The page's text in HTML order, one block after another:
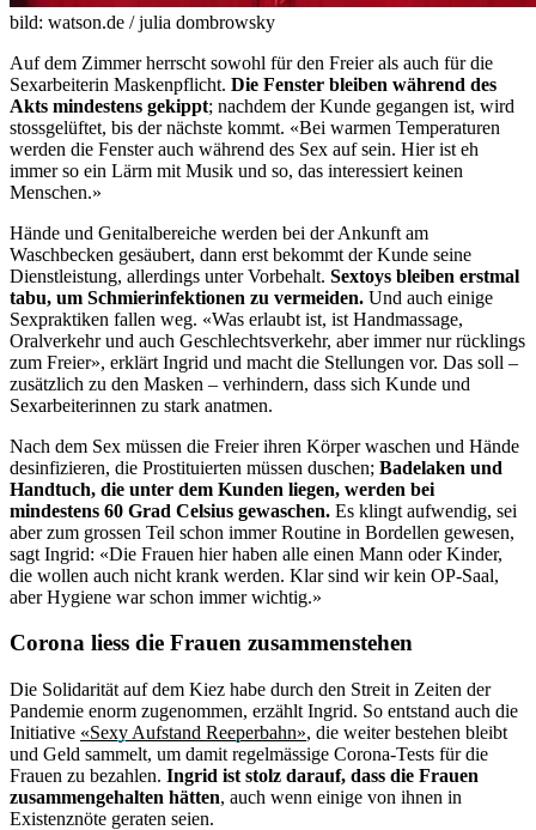
bild: watson.de / julia dombrowsky
Auf dem Zimmer herrscht sowohl für den Freier als auch für die
Sexarbeiterin Maskenpflicht. Die Fenster bleiben während des
Akts mindestens gekippt; nachdem der Kunde gegangen ist, wird
stossgelüftet, bis der nächste kommt. «Bei warmen Temperaturen
werden die Fenster auch während des Sex auf sein. Hier ist eh
immer so ein Lärm mit Musik und so, das interessiert keinen
Menschen.»
Hände und Genitalbereiche werden bei der Ankunft am
Waschbecken gesäubert, dann erst bekommt der Kunde seine
Dienstleistung, allerdings unter Vorbehalt. Sextoys bleiben erstmal
tabu, um Schmierinfektionen zu vermeiden. Und auch einige
Sexpraktiken fallen weg. «Was erlaubt ist, ist Handmassage,
Oralverkehr und auch Geschlechtsverkehr, aber immer nur rücklings
zum Freier», erklärt Ingrid und macht die Stellungen vor. Das soll –
zusätzlich zu den Masken – verhindern, dass sich Kunde und
Sexarbeiterinnen zu stark anatmen.
Nach dem Sex müssen die Freier ihren Körper waschen und Hände
desinfizieren, die Prostituierten müssen duschen; Badelaken und
Handtuch, die unter dem Kunden liegen, werden bei
mindestens 60 Grad Celsius gewaschen. Es klingt aufwendig, sei
aber zum grossen Teil schon immer Routine in Bordellen gewesen,
sagt Ingrid: «Die Frauen hier haben alle einen Mann oder Kinder,
die wollen auch nicht krank werden. Klar sind wir kein OP-Saal,
aber Hygiene war schon immer wichtig.»
Corona liess die Frauen zusammenstehen
Die Solidarität auf dem Kiez habe durch den Streit in Zeiten der
Pandemie enorm zugenommen, erzählt Ingrid. So entstand auch die
Initiative «Sexy Aufstand Reeperbahn», die weiter bestehen bleibt
und Geld sammelt, um damit regelmässige Corona-Tests für die
Frauen zu bezahlen. Ingrid ist stolz darauf, dass die Frauen
zusammengehalten hätten, auch wenn einige von ihnen in
Existenznöte geraten seien.